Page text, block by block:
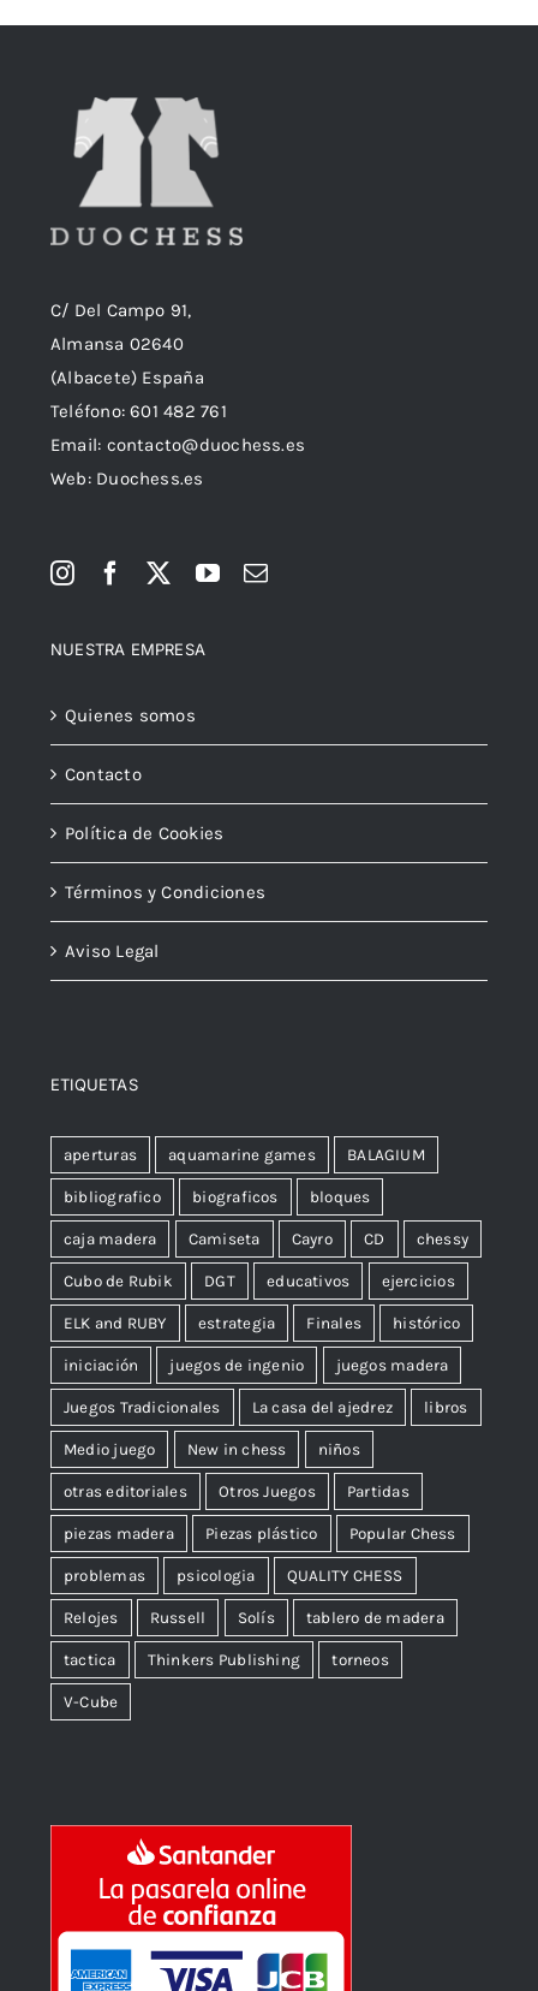
C/ Del Campo 91,
Almansa 02640
(Albacete) España
Teléfono:601 482 761
Email: contacto@duochess.es
Web: Duochess.es
NUESTRA EMPRESA
Quienes somos
Contacto
Política de Cookies
Términos y Condiciones
Aviso Legal
ETIQUETAS
aperturas aquamarine games BALAGIUM
bibliografico biograficos bloques
caja madera Camiseta Cayro CD chessy
Cubo de Rubik DGT educativos ejercicios
ELK and RUBY estrategia Finales histórico
iniciación juegos de ingenio juegos madera
Juegos Tradicionales La casa del ajedrez libros
Medio juego New in chess niños
otras editoriales Otros Juegos Partidas
piezas madera Piezas plástico Popular Chess
problemas psicologia QUALITY CHESS
Relojes Russell Solís tablero de madera
tactica Thinkers Publishing torneos
V-Cube